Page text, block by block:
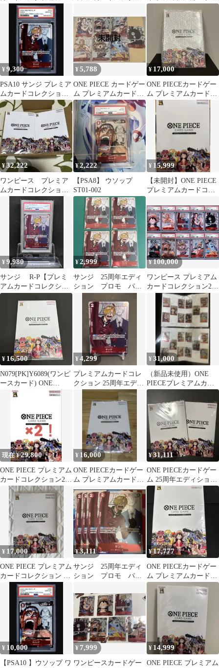
周年エディション
ン 2冊
レクション 未開封
¥9,300
PSA10 サンジ プレミア
ムカードコレクション
25周年エディション
¥5,788
ONE PIECE カードゲー
ム プレミアムカードコ
レクション 25周年
¥ 17,000
ONE PIECEカードゲー
ム プレミアムカードコ
レクション25周年エデ
ィション
¥32,222
ワンピース プレミア
ムカードコレクション
25周年エディション 2
¥2,222
【PSA8】 ウソップ
ST01-002
¥ 15,999
【未開封】ONE PIECE
プレミアムカードコレ
ション
¥9,980
サンジ R-P【プレミ
アムカードコレクショ
ン25周年エディショ
ン】OP01-013 PSA10
¥2,999
サンジ 25周年エディ
ション プロモ パラ
ピースカード
¥100,000
ワンピース プレミアム
カードコレクション25
周年 エディション
PSA10・9連番
¥ 16,500
N079[PK]Y6089(ワンピ
ースカード) ONE
PIECE CARD GAME プ
ョン 未使用に近い 7/29
¥4,299
プレミアムカードコレ
クション 25周年エディ
ション セット
¥31,000
（新品未使用）ONE
PIECEプレミアムカー
ドコレクション25周年
エディション
現在 ¥29,800
ONE PIECE プレミアム
カードコレクション25
周年エディション 2冊
¥ 16,000
ONE PIECEカードゲー
ム プレミアムカードコ
レクション25周年
¥31,111
ONE PIECEカードゲー
ム 25周年エディショ
ン 2セット
¥ 17,000
ONE PIECE プレミアム
カードコレクション 25
周年エディション 1セ
¥3,111
サンジ 25周年エディ
ション プロモ パラ
ピースカード
¥17,777
ONE PIECEカードゲー
ム プレミアムカードコ
レクション 25周年(未
開封)
¥ 10,000
【PSA10 】ウソップ ワ
¥ 7,999
ワンピースカードゲー
¥ 14,999
ONE PIECE プレミアム